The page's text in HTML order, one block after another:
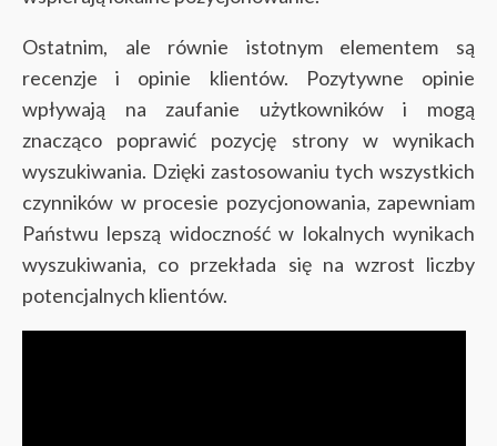
Ostatnim, ale równie istotnym elementem są
recenzje i opinie klientów. Pozytywne opinie
wpływają na zaufanie użytkowników i mogą
znacząco poprawić pozycję strony w wynikach
wyszukiwania. Dzięki zastosowaniu tych wszystkich
czynników w procesie pozycjonowania, zapewniam
Państwu lepszą widoczność w lokalnych wynikach
wyszukiwania, co przekłada się na wzrost liczby
potencjalnych klientów.